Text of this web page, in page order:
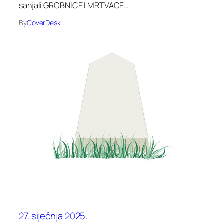
sanjali GROBNICE I MRTVACE…
ByCoverDesk
27. siječnja 2025.